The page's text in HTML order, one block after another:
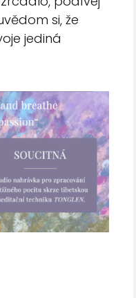
si, že
jediná